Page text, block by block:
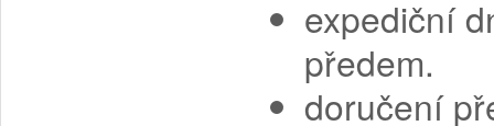
expediční
předem.
doručení